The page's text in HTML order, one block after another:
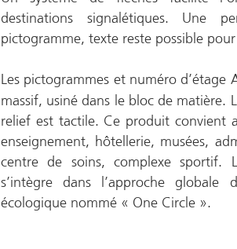
destinations signalétiques. Une
pictogramme, texte reste possible
Les pictogrammes et numéro d’étage
massif, usiné dans le bloc de matière.
relief est tactile. Ce produit convient
enseignement, hôtellerie, musées,
centre de soins, complexe sportif.
s’intègre dans l’approche
écologique nommé « One Circle ».